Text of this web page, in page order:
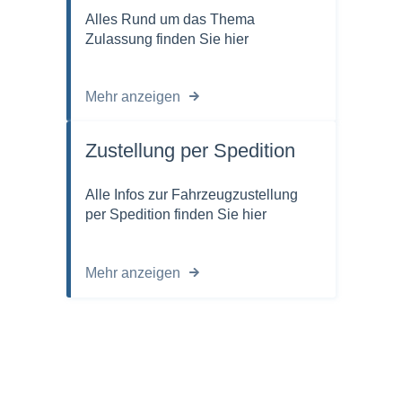
Alles Rund um das Thema
Zulassung finden Sie hier
Mehr anzeigen
Zustellung per Spedition
Alle Infos zur Fahrzeugzustellung
per Spedition finden Sie hier
Mehr anzeigen